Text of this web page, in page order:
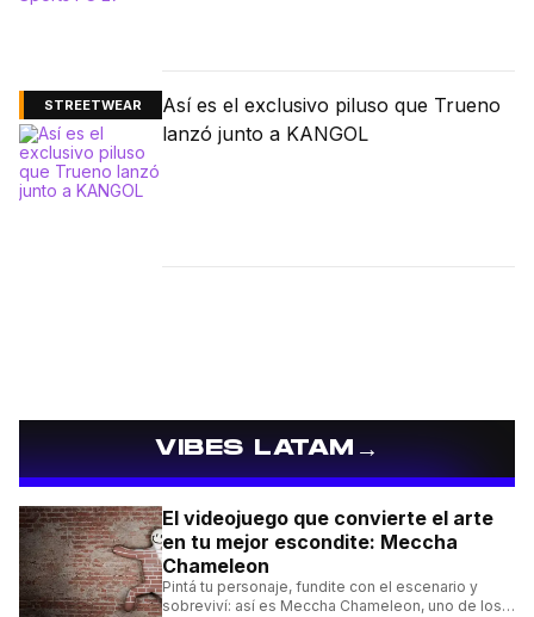
STREETWEAR
Así es el exclusivo piluso que Trueno
lanzó junto a KANGOL
VIBES LATAM →
El videojuego que convierte el arte
en tu mejor escondite: Meccha
Chameleon
Pintá tu personaje, fundite con el escenario y
sobreviví: así es Meccha Chameleon, uno de los